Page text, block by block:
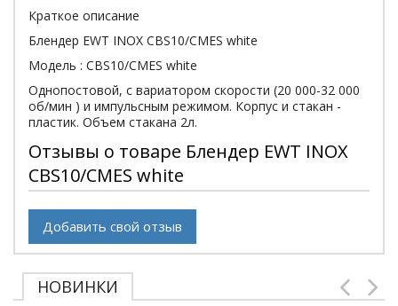
Краткое описание
Блендер EWT INOX CBS10/CMES white
Модель : CBS10/CMES white
Однопостовой, с вариатором скорости (20 000-32 000
об/мин ) и импульсным режимом. Корпус и стакан -
пластик. Объем стакана 2л.
Отзывы о товаре Блендер EWT INOX
CBS10/CMES white
Добавить свой отзыв
НОВИНКИ